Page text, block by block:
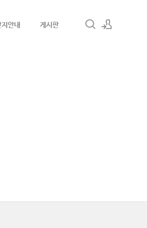
지안내 게시판